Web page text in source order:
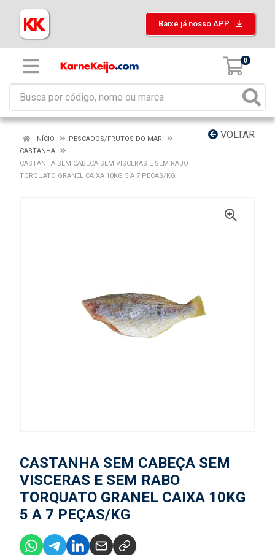
Baixe já nosso APP
0
VOLTAR
INÍCIO
PESCADOS/FRUTOS DO MAR
CASTANHA
CASTANHA SEM CABECA SEM VISCERAS E SEM RABO
TORQUATO GRANEL CAIXA 10KG 5 A 7 PECAS/KG
CASTANHA SEM CABEÇA SEM
VISCERAS E SEM RABO
TORQUATO GRANEL CAIXA 10KG
5 A 7 PEÇAS/KG